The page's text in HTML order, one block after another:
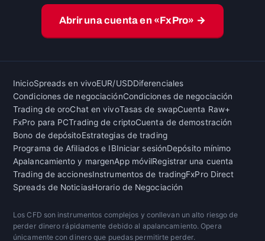
Abrir una cuenta en «FxPro» →
InicioSpreads en vivoEUR/USDDiferenciales
Condiciones de negociaciónCondiciones de negociación
Trading de oroChat en vivoTasas de swapCuenta Raw+
FxPro para PCTrading de criptoCuenta de demostración
Bono de depósitoEstrategias de trading
Programa de Afiliados e IBIniciar sesiónDepósito mínimo
Apalancamiento y margenApp móvilRegistrar una cuenta
Trading de accionesInstrumentos de tradingFxPro Direct
Spreads de NoticiasHorario de Negociación
Los CFD son instrumentos complejos y conllevan un alto riesgo de
perder dinero rápidamente debido al apalancamiento. Opera
únicamente con dinero que puedas permitirte perder.